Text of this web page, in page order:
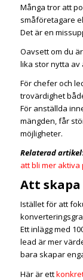
Många tror att
småföretagare
Det är en
Oavsett om du
lika stor nytta av
För chefer och
trovärdighet
För anställda
mängden, får
möjligheter.
Relaterad artikel:
att bli mer aktiva
Att
Istället för att
Ett inlägg med
lead är mer
bara skapar
Här är ett